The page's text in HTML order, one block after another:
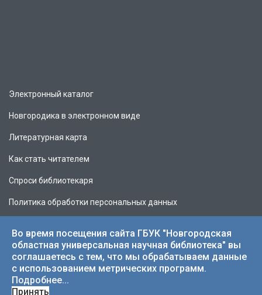
Электронный каталог
Новгородика в электронном виде
Литературная карта
Как стать читателем
Спроси библиотекаря
Политика обработки персональных данных
© 2026 НОУНБ.
Во время посещения сайта ГБУК "Новгородская
областная универсальная научная библиотека" вы
соглашаетесь с тем, что мы обрабатываем данные
с использованием метрических программ.
Подробнее...
Принять